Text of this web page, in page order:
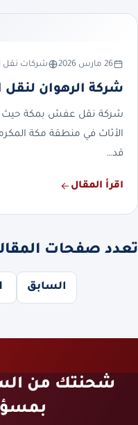
26 مارس 2026 شركات نقل
شركة الرهوان
شركة نقل عفش بمكة حيث
الأثاث في منطقة مكة
قد…
اقرأ المقال
تعدد صفحات
السابق
شحنتك من